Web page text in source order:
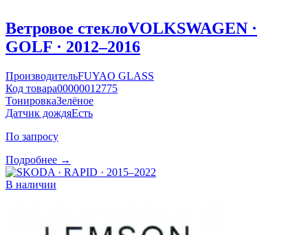
Ветровое стеклоVOLKSWAGEN ·
GOLF · 2012–2016
ПроизводительFUYAO GLASS
Код товара00000012775
ТонировкаЗелёное
Датчик дождяЕсть
По запросу
Подробнее →
В наличии